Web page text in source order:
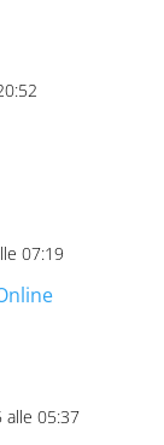
07:19
alle 05:37